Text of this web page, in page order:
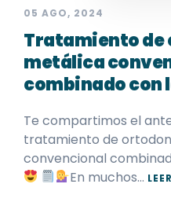
05 AGO, 2024
Tratamiento
metálica
combinado con
Te compartimos el
tratamiento de
convencional
En muchos…